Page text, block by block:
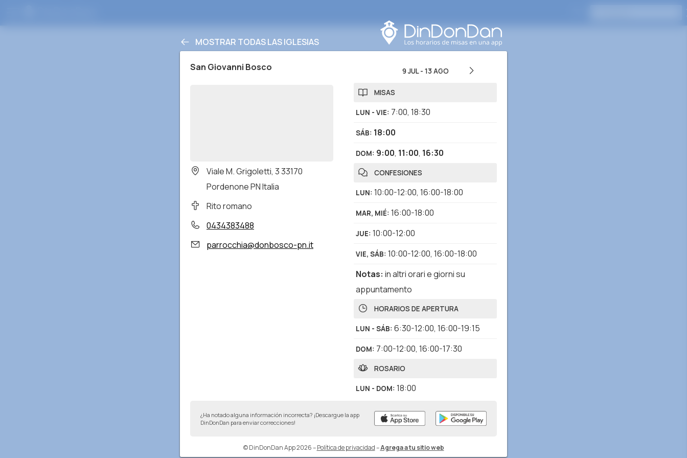
MOSTRAR TODAS LAS IGLESIAS
San Giovanni Bosco
Viale M. Grigoletti, 3 33170
Pordenone PN Italia
Rito romano
0434383488
parrocchia@donbosco-pn.it
9 JUL- 13 AGO
MISAS
LUN - VIE: 7:00, 18:30
SÁB: 18:00
DOM: 9:00, 11:00, 16:30
CONFESIONES
LUN: 10:00-12:00, 16:00-18:00
MAR, MIÉ: 16:00-18:00
JUE: 10:00-12:00
VIE, SÁB: 10:00-12:00, 16:00-18:00
Notas: in altri orari e giorni su
appuntamento
HORARIOS DE APERTURA
LUN - SÁB: 6:30-12:00, 16:00-19:15
DOM: 7:00-12:00, 16:00-17:30
ROSARIO
LUN - DOM: 18:00
¿Ha notado alguna información incorrecta? ¡Descargue la app
DinDonDan para enviar correcciones!
© DinDonDan App 2026– Política de privacidad–Agrega a tu sitio web